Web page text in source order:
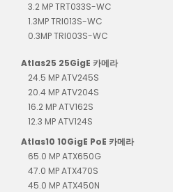
3.2 MP TRT033S-WC
1.3MP TRI013S-WC
0.3MP TRI003S-WC
Atlas25 25GigE 카메라
24.5 MP ATV245S
20.4 MP ATV204S
16.2 MP ATV162S
12.3 MP ATV124S
Atlas10 10GigE PoE 카메라
65.0 MP ATX650G
47.0 MP ATX470S
45.0 MP ATX450N